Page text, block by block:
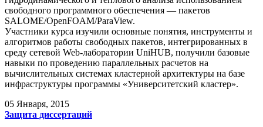
свободного программного обеспечения — пакетов
SALOME/OpenFOAM/ParaView.
Участники курса изучили основные понятия, инструменты и
алгоритмов работы свободных пакетов, интегрированных в
среду сетевой Web-лаборатории UniHUB, получили базовые
навыки по проведению параллельных расчетов на
вычислительных системах кластерной архитектуры на базе
инфраструктуры программы «Университетский кластер».
05 Января, 2015
Защита диссертаций